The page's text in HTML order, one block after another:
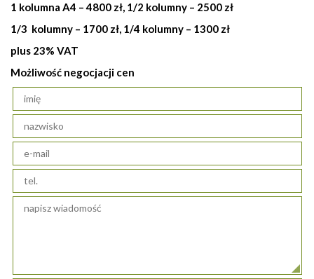
1 kolumna A4 – 4800 zł, 1/2 kolumny – 2500 zł
1/3 kolumny – 1700 zł, 1/4 kolumny – 1300 zł
plus 23% VAT
Możliwość negocjacji cen